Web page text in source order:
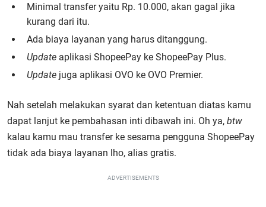
Minimal transfer yaitu Rp. 10.000, akan gagal jika
kurang dari itu.
Ada biaya layanan yang harus ditanggung.
Update aplikasi ShopeePay ke ShopeePay Plus.
Update juga aplikasi OVO ke OVO Premier.
Nah setelah melakukan syarat dan ketentuan diatas kamu
dapat lanjut ke pembahasan inti dibawah ini. Oh ya, btw
kalau kamu mau transfer ke sesama pengguna ShopeePay
tidak ada biaya layanan lho, alias gratis.
ADVERTISEMENTS